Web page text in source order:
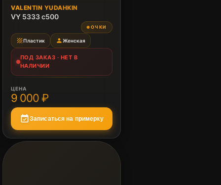
ПОД ЗАКАЗ
Нет в наличии
VALENTIN YUDAHKIN
VY 5333 c500
● ОЧКИ
textureПластик personЖенская
ПОД ЗАКАЗ · НЕТ В
НАЛИЧИИ
ЦЕНА
9 000 ₽
event_availableЗаписаться на примерку